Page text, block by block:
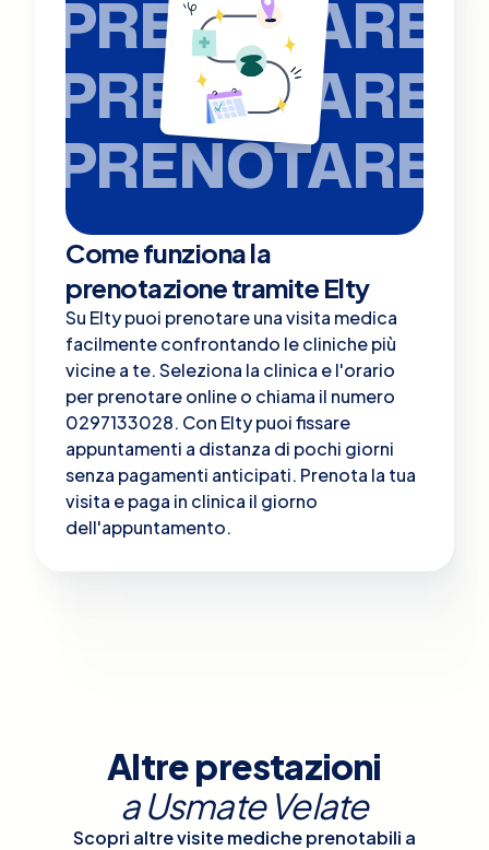
PRENOTARE
PRENOTARE
PRENOTARE
Come funziona la
prenotazione tramite Elty
Su Elty puoi prenotare una visita medica
facilmente confrontando le cliniche più
vicine a te. Seleziona la clinica e l'orario
per prenotare online o chiama il numero
0297133028. Con Elty puoi fissare
appuntamenti a distanza di pochi giorni
senza pagamenti anticipati. Prenota la tua
visita e paga in clinica il giorno
dell'appuntamento.
Altre prestazioni
aUsmate Velate
Scopri altre visite mediche prenotabili a